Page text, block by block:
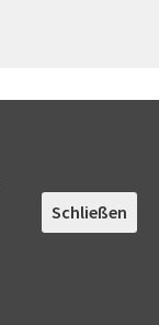
Schließen